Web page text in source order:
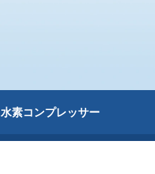
水素コンプレッサー